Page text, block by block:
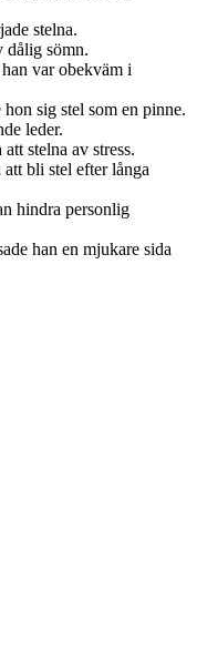
stelna.
dålig sömn.
var obekväm i
sig stel som en pinne.
leder.
stelna av stress.
bli stel efter långa
hindra personlig
han en mjukare sida